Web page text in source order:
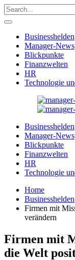
Businesshelden
Manager-News
Blickpunkte
Finanzwelten
HR
Technologie
Businesshelden
Manager-News
Blickpunkte
Finanzwelten
HR
Technologie
Home
Businesshelden
Firmen mit
verändern
Firmen mit
die Welt